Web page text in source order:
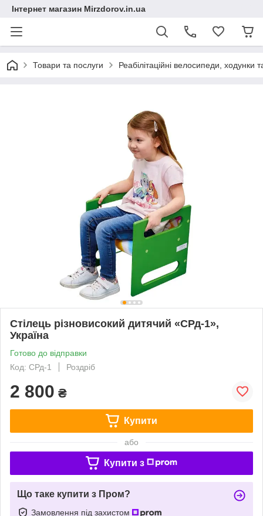
Інтернет магазин Mirzdorov.in.ua
Товари та послуги Реабілітаційні велосипеди, ходунки
Стілець різновисокий дитячий «СРд-1»,
Україна
Готово до відправки
Код: СРд-1
Роздріб
2 800 ₴
Купити
або
Купити з
Що таке купити з Пром?
Замовлення під захистом